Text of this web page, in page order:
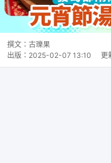
撰文： 古瓅果
出版： 2025-02-07 13:10 更